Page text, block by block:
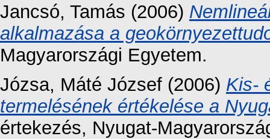
Jancsó, Tamás (2006)
alkalmazása a
Magyarországi Egyetem.
Józsa, Máté József (2006) Kis-
termelésének értékelése a
értekezés, Nyugat-